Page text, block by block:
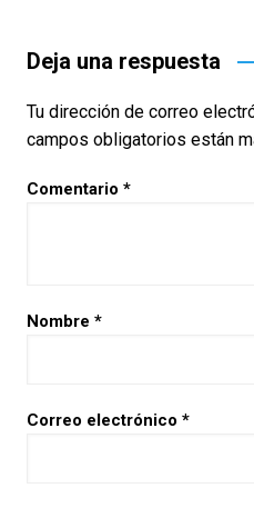
entradas
Deja una respuesta
Tu dirección de correo
campos obligatorios están
Comentario *
Nombre *
Correo electrónico *